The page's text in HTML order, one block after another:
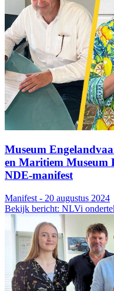
Museum
en Maritiem Museum
NDE-manifest
Manifest - 20 augustus 2024
Bekijk bericht: NLVi